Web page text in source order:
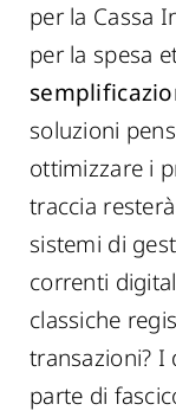
per la Cassa
per la spesa
soluzioni
ottimizzare i
traccia
sistemi di
correnti
classiche
transazioni?
parte di